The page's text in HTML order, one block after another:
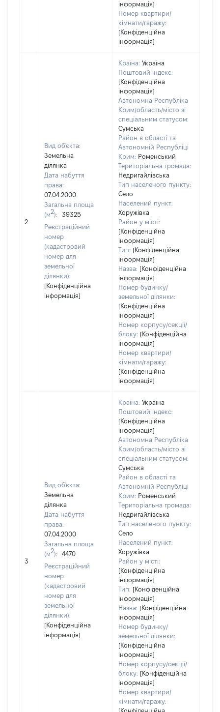
інформація]
Номер квартири/
кімнати/гаражу:
[Конфіденційна
інформація]
2
Вид об'єкта:
Земельна
ділянка
Дата набуття
права:
07.04.2000
Загальна площа
(м2):
39325
Реєстраційний
номер
(кадастровий
номер для
земельної
ділянки):
[Конфіденційна
інформація]
Країна: Україна
Поштовий індекс:
[Конфіденційна
інформація]
Автономна Республіка
Крим/область/місто зі
спеціальним статусом:
Сумська
Район в області та
Автономній Республіці
Крим: Роменський
Територіальна громада:
Недригайлівська
Тип населеного пункту:
Село
Населений пункт:
Хоружівка
Район у місті:
[Конфіденційна
інформація]
Тип: [Конфіденційна
інформація]
Назва: [Конфіденційна
інформація]
Номер будинку/
земельної ділянки:
[Конфіденційна
інформація]
Номер корпусу/секції/
блоку: [Конфіденційна
інформація]
Номер квартири/
кімнати/гаражу:
[Конфіденційна
інформація]
3
Вид об'єкта:
Земельна
ділянка
Дата набуття
права:
07.04.2000
Загальна площа
(м2):
4470
Реєстраційний
номер
(кадастровий
номер для
земельної
ділянки):
[Конфіденційна
інформація]
Країна: Україна
Поштовий індекс:
[Конфіденційна
інформація]
Автономна Республіка
Крим/область/місто зі
спеціальним статусом:
Сумська
Район в області та
Автономній Республіці
Крим: Роменський
Територіальна громада:
Недригайлівська
Тип населеного пункту:
Село
Населений пункт:
Хоружівка
Район у місті:
[Конфіденційна
інформація]
Тип: [Конфіденційна
інформація]
Назва: [Конфіденційна
інформація]
Номер будинку/
земельної ділянки:
[Конфіденційна
інформація]
Номер корпусу/секції/
блоку: [Конфіденційна
інформація]
Номер квартири/
кімнати/гаражу:
[Конфіденційна